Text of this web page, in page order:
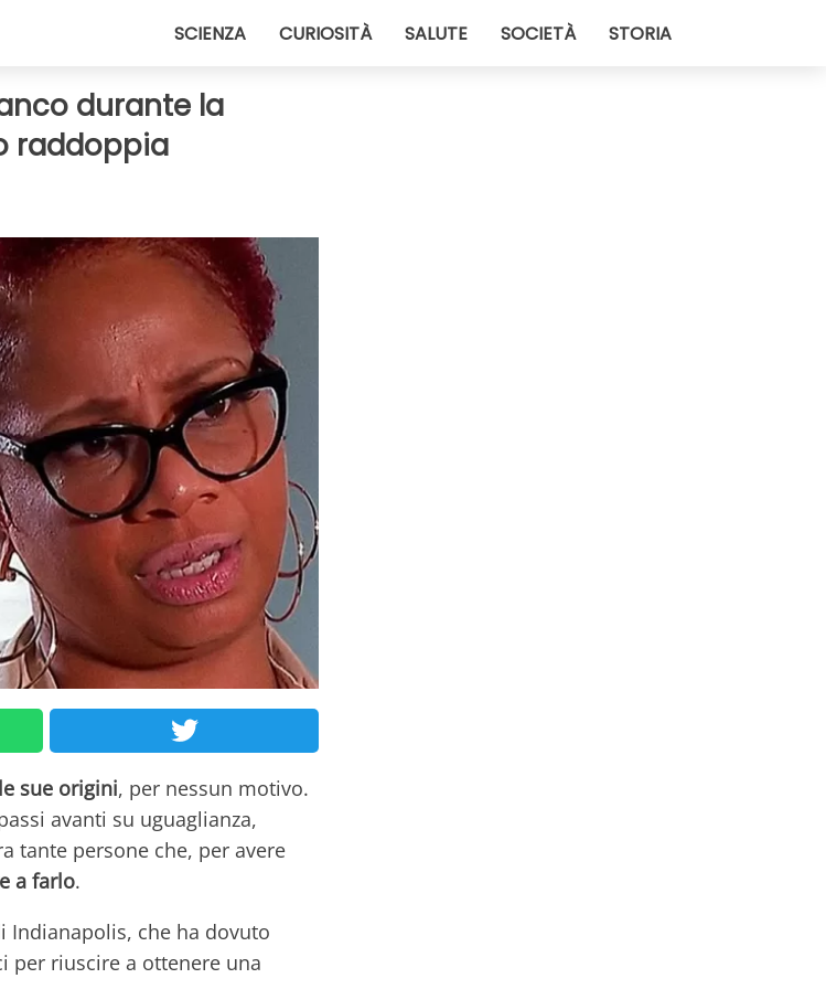
SCIENZA CURIOSITÀ SALUTE SOCIETÀ STORIA
durante la
raddoppia
sue origini, per nessun motivo.
avanti su uguaglianza,
tante persone che, per avere
a farlo.
Indianapolis, che ha dovuto
per riuscire a ottenere una